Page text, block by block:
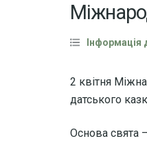
Інформація
2 квітня
датського
Основа свята